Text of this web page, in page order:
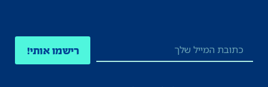
רישמו אותי!